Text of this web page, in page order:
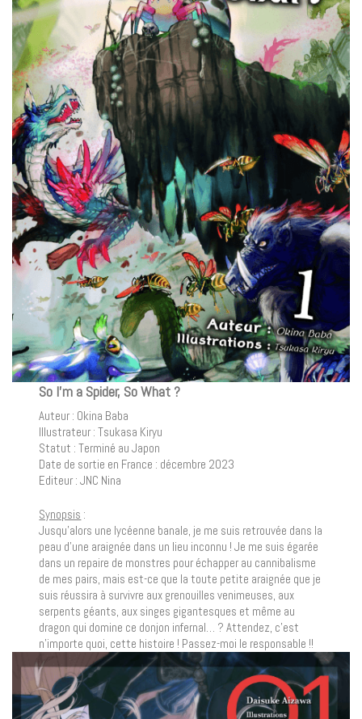
So I’m a Spider, So What ?
Auteur : Okina Baba
Illustrateur : Tsukasa Kiryu
Statut : Terminé au Japon
Date de sortie en France : décembre 2023
Editeur : JNC Nina
Synopsis :
Jusqu’alors une lycéenne banale, je me suis retrouvée dans la
peau d’une araignée dans un lieu inconnu ! Je me suis égarée
dans un repaire de monstres pour échapper au cannibalisme
de mes pairs, mais est-ce que la toute petite araignée que je
suis réussira à survivre aux grenouilles venimeuses, aux
serpents géants, aux singes gigantesques et même au
dragon qui domine ce donjon infernal… ? Attendez, c’est
n’importe quoi, cette histoire ! Passez-moi le responsable !!